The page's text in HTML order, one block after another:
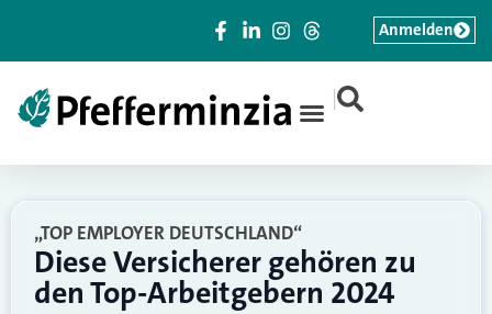
|
Anmelden
„TOP EMPLOYER DEUTSCHLAND“
Diese Versicherer gehören zu
den Top-Arbeitgebern 2024